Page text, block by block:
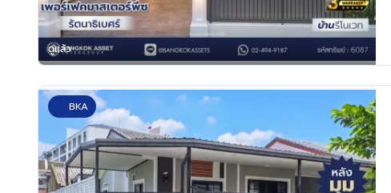
ดูแล้ว
BKA